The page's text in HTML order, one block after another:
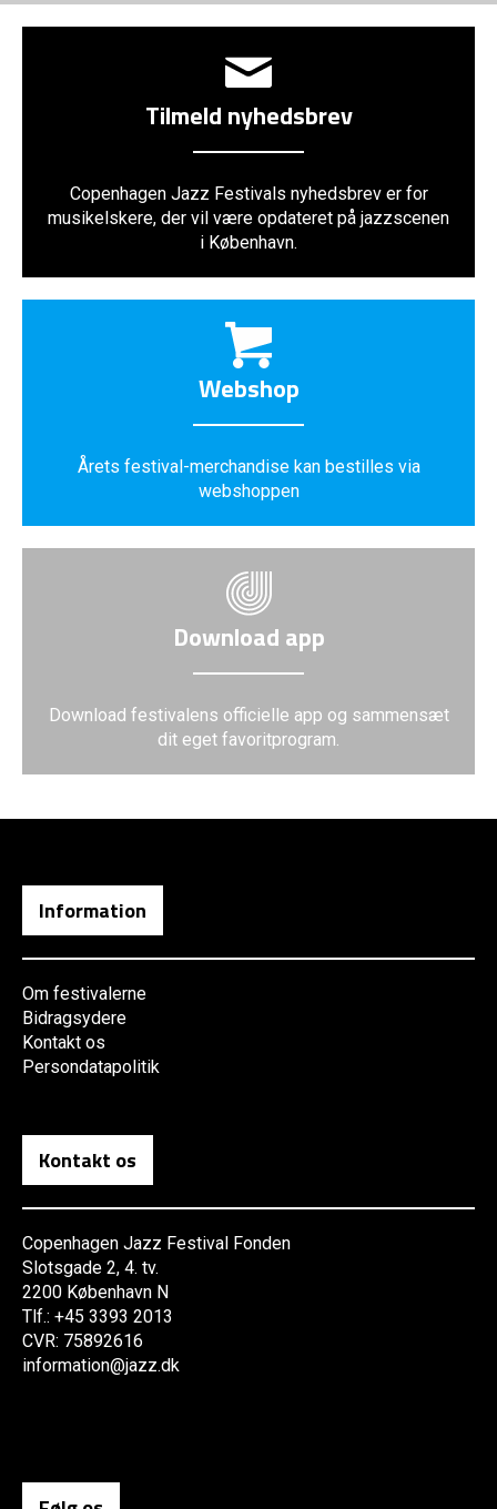
Tilmeld nyhedsbrev
Copenhagen Jazz Festivals nyhedsbrev er for
musikelskere, der vil være opdateret på jazzscenen
i København.
Webshop
Årets festival-merchandise kan bestilles via
webshoppen
Download app
Download festivalens officielle app og sammensæt
dit eget favoritprogram.
Information
Om festivalerne
Bidragsydere
Kontakt os
Persondatapolitik
Kontakt os
Copenhagen Jazz Festival Fonden
Slotsgade 2, 4. tv.
2200 København N
Tlf.: +45 3393 2013
CVR: 75892616
information@jazz.dk